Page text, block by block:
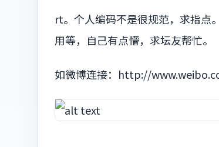
rt。个人编码不是很规范，求指点
用等，自己有点懵，求坛友帮忙。
如微博连接：http://